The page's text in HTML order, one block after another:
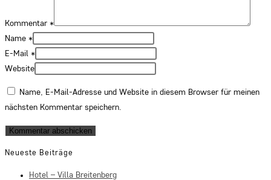
Kommentar *
Name *
E-Mail *
Website
Name, E-Mail-Adresse und Website in diesem Browser für meinen
nächsten Kommentar speichern.
Neueste Beiträge
Hotel – Villa Breitenberg